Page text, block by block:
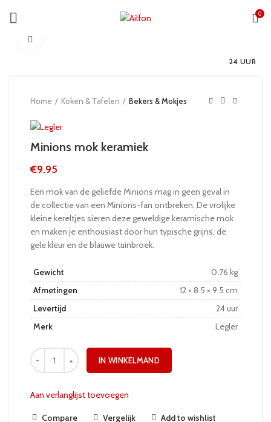
0
24 UUR
Home Koken & Tafelen Bekers & Mokjes
Minions mok keramiek
€9.95
Een mok van de geliefde Minions mag in geen geval in
de collectie van een Minions-fan ontbreken. De vrolijke
kleine kereltjes sieren deze geweldige keramische mok
en maken je enthousiast door hun typische grijns, de
gele kleur en de blauwe tuinbroek.
Gewicht
0.76 kg
Afmetingen
12 × 8.5 × 9.5 cm
Levertijd
24 uur
Merk
Legler
IN WINKELMAND
Aan verlanglijst toevoegen
Compare Vergelijk Add to wishlist